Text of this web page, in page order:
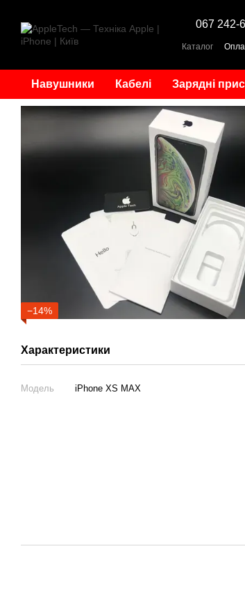
067 242-
Каталог
Навушники Кабелі Зарядні
−14%
Характеристики
Модель iPhone XS MAX